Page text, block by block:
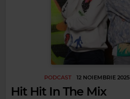
PODCAST 12 NOIEMBRIE 2025
Hit Hit In The Mix